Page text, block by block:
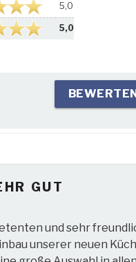
5,0
5,0
GUT
und sehr
unserer neuen